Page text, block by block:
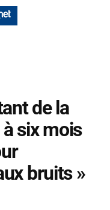
de la
six mois
bruits »